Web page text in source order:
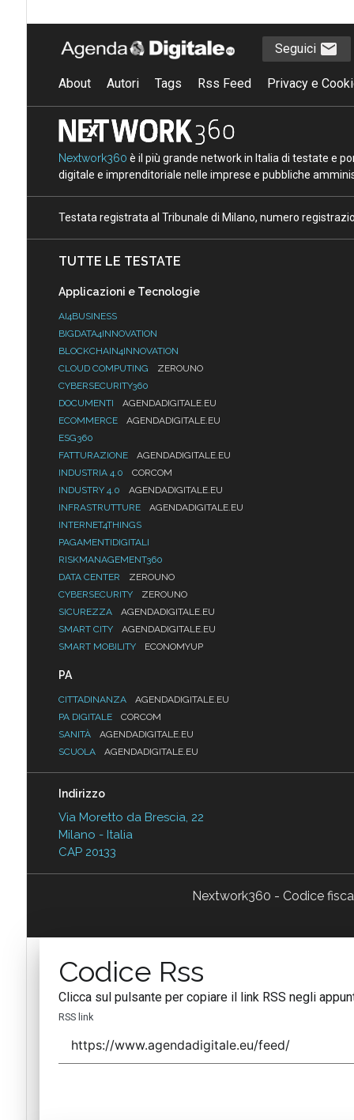
Seguici
About Autori Tags Rss Feed Privacy e
Nextwork360 è il più grande network in Italia di testate e
digitale e imprenditoriale nelle imprese e pubbliche
Testata registrata al Tribunale di Milano, numero
TUTTE LE TESTATE
Applicazioni e Tecnologie
AI4BUSINESS
BIGDATA4INNOVATION
BLOCKCHAIN4INNOVATION
CLOUD COMPUTING
ZEROUNO
CYBERSECURITY360
DOCUMENTI
AGENDADIGITALE.EU
ECOMMERCE
AGENDADIGITALE.EU
ESG360
FATTURAZIONE
AGENDADIGITALE.EU
INDUSTRIA 4.0
CORCOM
INDUSTRY 4.0
AGENDADIGITALE.EU
INFRASTRUTTURE
AGENDADIGITALE.EU
INTERNET4THINGS
PAGAMENTIDIGITALI
RISKMANAGEMENT360
DATA CENTER
ZEROUNO
CYBERSECURITY
ZEROUNO
SICUREZZA
AGENDADIGITALE.EU
SMART CITY
AGENDADIGITALE.EU
SMART MOBILITY
ECONOMYUP
PA
CITTADINANZA
AGENDADIGITALE.EU
PA DIGITALE
CORCOM
SANITÀ
AGENDADIGITALE.EU
SCUOLA
AGENDADIGITALE.EU
Indirizzo
Via Moretto da Brescia, 22
Milano - Italia
CAP 20133
Nextwork360 - Codice
Codice Rss
Clicca sul pulsante per copiare il link RSS negli
RSS link